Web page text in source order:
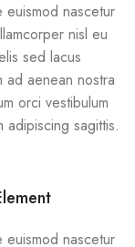
euismod nascetur
nisl eu
sed lacus
ad aenean nostra
orci vestibulum
sagittis.
euismod nascetur